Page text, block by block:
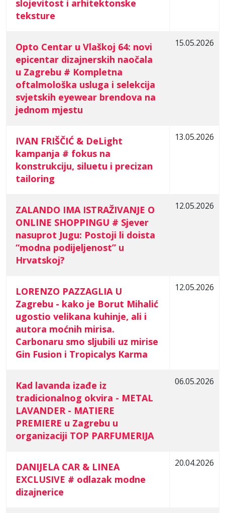
slojevitost i arhitektonske
teksture
Opto Centar u Vlaškoj 64: novi
epicentar dizajnerskih naočala
u Zagrebu # Kompletna
oftalmološka usluga i selekcija
svjetskih eyewear brendova na
jednom mjestu
15.05.2026
IVAN FRIŠČIĆ & DeLight
kampanja # fokus na
konstrukciju, siluetu i precizan
tailoring
13.05.2026
ZALANDO IMA ISTRAŽIVANJE O
ONLINE SHOPPINGU # Sjever
nasuprot Jugu: Postoji li doista
“modna podijeljenost” u
Hrvatskoj?
12.05.2026
LORENZO PAZZAGLIA U
Zagrebu - kako je Borut Mihalić
ugostio velikana kuhinje, ali i
autora moćnih mirisa.
Carbonaru smo sljubili uz mirise
Gin Fusion i Tropicalys Karma
12.05.2026
Kad lavanda izađe iz
tradicionalnog okvira - METAL
LAVANDER - MATIERE
PREMIERE u Zagrebu u
organizaciji TOP PARFUMERIJA
06.05.2026
DANIJELA CAR & LINEA
EXCLUSIVE # odlazak modne
dizajnerice
20.04.2026